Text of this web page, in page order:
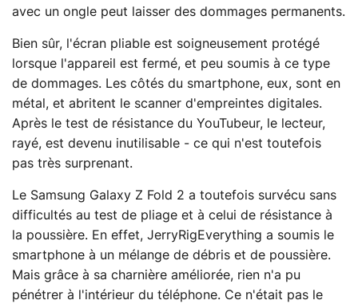
avec un ongle peut laisser des dommages permanents.
Bien sûr, l'écran pliable est soigneusement protégé
lorsque l'appareil est fermé, et peu soumis à ce type
de dommages. Les côtés du smartphone, eux, sont en
métal, et abritent le scanner d'empreintes digitales.
Après le test de résistance du YouTubeur, le lecteur,
rayé, est devenu inutilisable - ce qui n'est toutefois
pas très surprenant.
Le Samsung Galaxy Z Fold 2 a toutefois survécu sans
difficultés au test de pliage et à celui de résistance à
la poussière. En effet, JerryRigEverything a soumis le
smartphone à un mélange de débris et de poussière.
Mais grâce à sa charnière améliorée, rien n'a pu
pénétrer à l'intérieur du téléphone. Ce n'était pas le